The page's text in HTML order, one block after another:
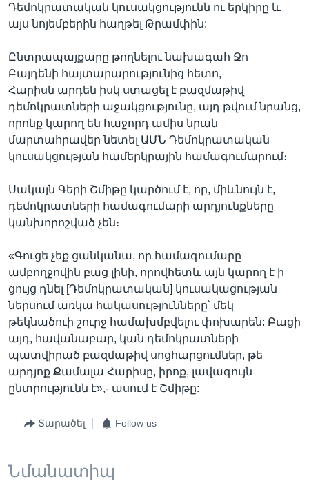
Դեմոկրատական կուսակցությունն ու երկիրը և
այս նոյեմբերին հաղթել Թրամփին:
Ընտրապայքարը թողնելու նախագահ Ջո
Բայդենի հայտարարությունից հետո,
Հարիսն արդեն իսկ ստացել է բազմաթիվ
դեմոկրատների աջակցությունը, այդ թվում նրանց,
որոնք կարող են հաջորդ ամիս նրան
մարտահրավեր նետել ԱՄՆ Դեմոկրատական
կուսակցության համերկրային համագումարում։
Սակայն Գերի Շմիթը կարծում է, որ, միևնույն է,
դեմոկրատների համագումարի արդյունքները
կանխորոշված չեն։
«Գուցե չեք ցանկանա, որ համագումարը
ամբողջովին բաց լինի, որովհետև այն կարող է ի
ցույց դնել [Դեմոկրատական] կուսակացության
ներսում առկա հակասությունները՝ մեկ
թեկնածուի շուրջ համախմբվելու փոխարեն: Բացի
այդ, հավանաբար, կան դեմոկրատների
պատվիրած բազմաթիվ սոցհարցումներ, թե
արդյոք Քամալա Հարիսը, իրոք, լավագույն
ընտրությունն է»,- ասում է Շմիթը:
Տարածել Follow us
Նմանատիպ